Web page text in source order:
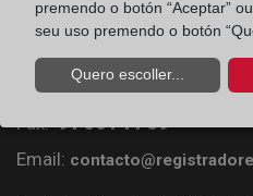
Colegio de
Teléfono:91 270 17 96
Fax:91 564 11 59
Email:
premendo o botón “Aceptar”
seu uso premendo o botón
Quero escoller...